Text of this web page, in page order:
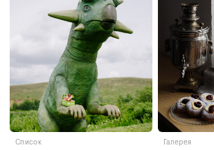
Список Галерея